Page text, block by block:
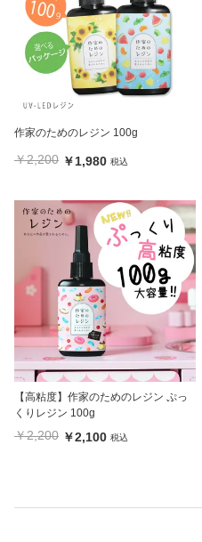
作家のためのレジン 100g
￥2,200 ￥1,980 税込
【高粘度】作家のためのレジン ぷっ
くりレジン 100g
￥2,200 ￥2,100 税込